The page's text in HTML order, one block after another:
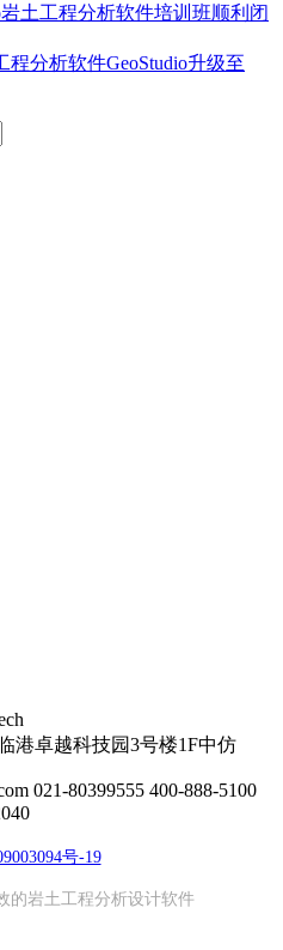
岩土工程分析软件培训班顺利闭
程分析软件GeoStudio升级至
港卓越科技园3号楼1F中仿
021-80399555 400-888-5100
号-19
的岩土工程分析设计软件